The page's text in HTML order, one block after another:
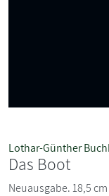
Lothar-Günther
Das Boot
Neuausgabe. 18,5